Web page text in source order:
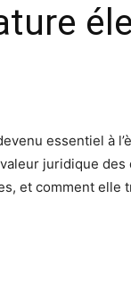
essentiel à
juridique
et comment elle